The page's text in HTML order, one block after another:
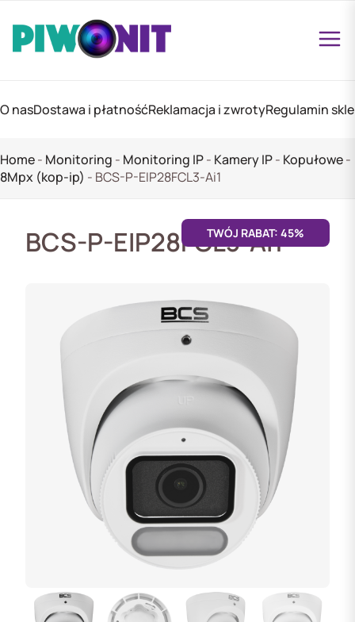
O nasDostawa i płatnośćReklamacja i zwrotyRegulamin
Home- Monitoring - Monitoring IP- Kamery IP- Kopułowe-
8Mpx (kop-ip) - BCS-P-EIP28FCL3-Ai1
BCS-P-EIP28FCL3-Ai1
TWÓJ RABAT: 45%